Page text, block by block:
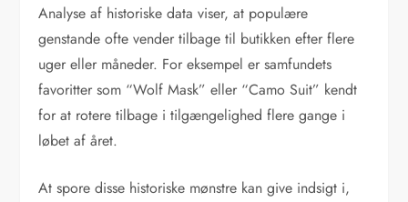
Analyse af historiske data viser, at populære
genstande ofte vender tilbage til butikken efter flere
uger eller måneder. For eksempel er samfundets
favoritter som “Wolf Mask” eller “Camo Suit” kendt
for at rotere tilbage i tilgængelighed flere gange i
løbet af året.
At spore disse historiske mønstre kan give indsigt i,